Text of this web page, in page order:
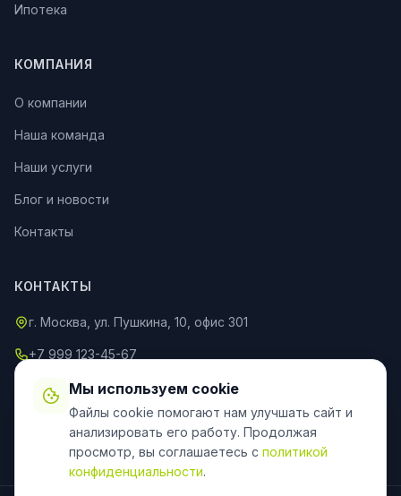
Ипотека
КОМПАНИЯ
О компании
Наша команда
Наши услуги
Блог и новости
Контакты
КОНТАКТЫ
г. Москва, ул. Пушкина, 10, офис 301
+7 999 123-45-67
info@an-partner.ru
Пн–Пт: 9:00–20:00, Сб–Вс: 10:00–18:00
Мы используем cookie
Файлы cookie помогают нам улучшать сайт и
анализировать его работу. Продолжая
просмотр, вы соглашаетесь с политикой
конфиденциальности.